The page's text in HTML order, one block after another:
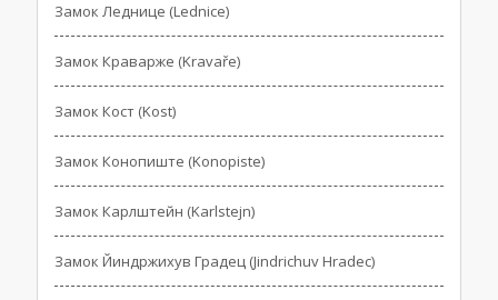
Замок Леднице (Lednice)
Замок Краварже (Kravaře)
Замок Кост (Kost)
Замок Конопиште (Konopiste)
Замок Карлштейн (Karlstejn)
Замок Йиндржихув Градец (Jindrichuv Hradec)